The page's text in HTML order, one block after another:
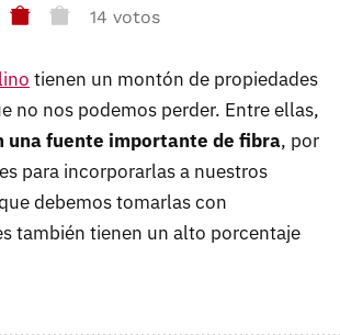
14 votos
tienen un montón de propiedades
no nos podemos perder. Entre ellas,
una fuente importante de fibra, por
para incorporarlas a nuestros
debemos tomarlas con
también tienen un alto porcentaje